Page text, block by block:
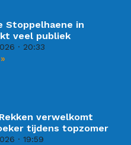
Stoppelhaene in
veel publiek
20:33
verwelkomt
tijdens topzomer
19:59